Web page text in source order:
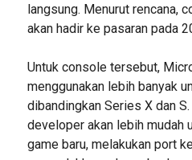
langsung. Menurut rencana,
akan hadir ke pasaran pada
Untuk console tersebut,
menggunakan lebih banyak
dibandingkan Series X dan
developer akan lebih mudah
game baru, melakukan port